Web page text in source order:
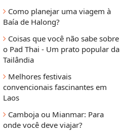
Como planejar uma viagem à
Baía de Halong?
Coisas que você não sabe sobre
o Pad Thai - Um prato popular da
Tailândia
Melhores festivais
convencionais fascinantes em
Laos
Camboja ou Mianmar: Para
onde você deve viajar?